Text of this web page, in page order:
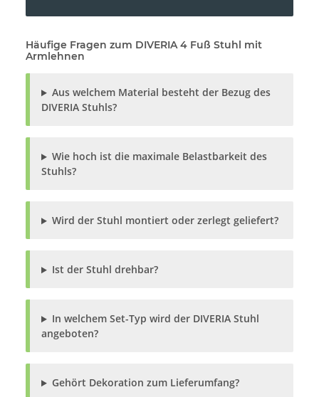
Häufige Fragen zum DIVERIA 4 Fuß Stuhl mit
Armlehnen
Aus welchem Material besteht der Bezug des
DIVERIA Stuhls?
Wie hoch ist die maximale Belastbarkeit des
Stuhls?
Wird der Stuhl montiert oder zerlegt geliefert?
Ist der Stuhl drehbar?
In welchem Set-Typ wird der DIVERIA Stuhl
angeboten?
Gehört Dekoration zum Lieferumfang?